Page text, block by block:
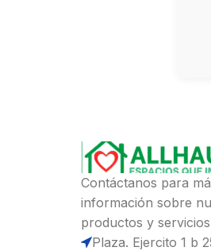
Contáctanos para
información sobre
productos y servicios
Plaza. Ejercito 1 b